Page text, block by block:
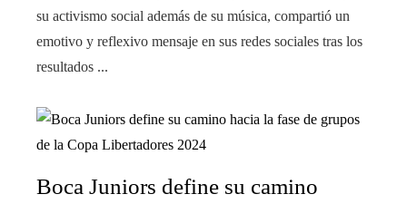
su activismo social además de su música, compartió un
emotivo y reflexivo mensaje en sus redes sociales tras los
resultados ...
Boca Juniors define su camino